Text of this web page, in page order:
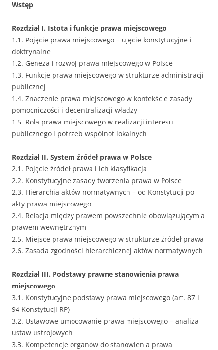
Wstęp
Rozdział I. Istota i funkcje prawa miejscowego
1.1. Pojęcie prawa miejscowego – ujęcie konstytucyjne i
doktrynalne
1.2. Geneza i rozwój prawa miejscowego w Polsce
1.3. Funkcje prawa miejscowego w strukturze administracji
publicznej
1.4. Znaczenie prawa miejscowego w kontekście zasady
pomocniczości i decentralizacji władzy
1.5. Rola prawa miejscowego w realizacji interesu
publicznego i potrzeb wspólnot lokalnych
Rozdział II. System źródeł prawa w Polsce
2.1. Pojęcie źródeł prawa i ich klasyfikacja
2.2. Konstytucyjne zasady tworzenia prawa w Polsce
2.3. Hierarchia aktów normatywnych – od Konstytucji po
akty prawa miejscowego
2.4. Relacja między prawem powszechnie obowiązującym a
prawem wewnętrznym
2.5. Miejsce prawa miejscowego w strukturze źródeł prawa
2.6. Zasada zgodności hierarchicznej aktów normatywnych
Rozdział III. Podstawy prawne stanowienia prawa
miejscowego
3.1. Konstytucyjne podstawy prawa miejscowego (art. 87 i
94 Konstytucji RP)
3.2. Ustawowe umocowanie prawa miejscowego – analiza
ustaw ustrojowych
3.3. Kompetencje organów do stanowienia prawa